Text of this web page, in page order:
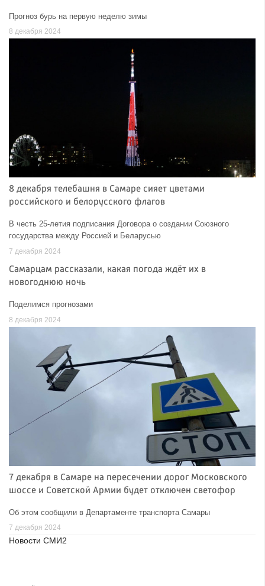
Прогноз бурь на первую неделю зимы
8 декабря 2024
8 декабря телебашня в Самаре сияет цветами
российского и белорусского флагов
В честь 25-летия подписания Договора о создании Союзного
государства между Россией и Беларусью
7 декабря 2024
Самарцам рассказали, какая погода ждёт их в
новогоднюю ночь
Поделимся прогнозами
8 декабря 2024
7 декабря в Самаре на пересечении дорог Московского
шоссе и Советской Армии будет отключен светофор
Об этом сообщили в Департаменте транспорта Самары
7 декабря 2024
Новости СМИ2